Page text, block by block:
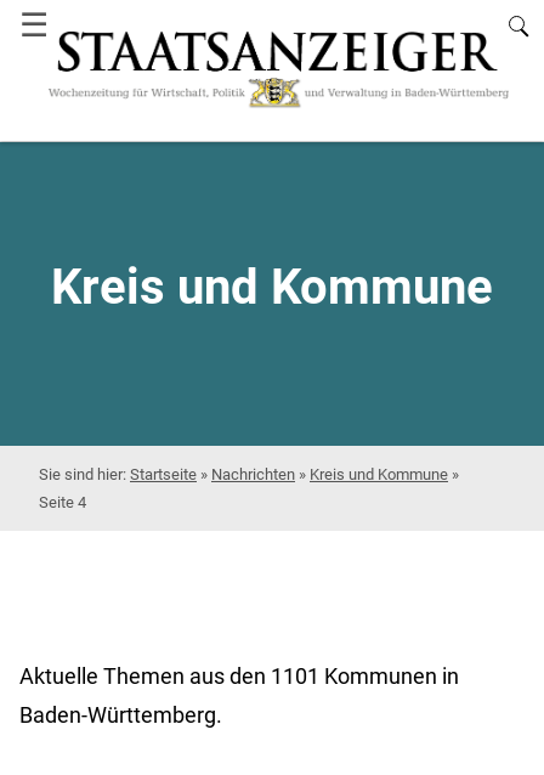
☰
Kreis und Kommune
Startseite » Nachrichten » Kreis und Kommune »
Seite 4
Aktuelle Themen aus den 1101 Kommunen in
Baden-Württemberg.